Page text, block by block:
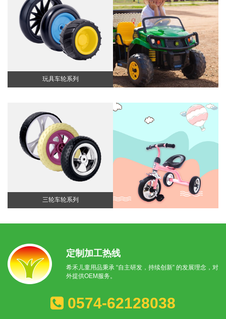
玩具车轮系列
三轮车轮系列
定制加工热线
希禾儿童用品秉承 “自主研发，持续创新” 的发展理念，对
外提供OEM服务。
0574-62128038